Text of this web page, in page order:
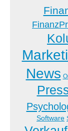
News
Software